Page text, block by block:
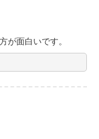
が面白いです。